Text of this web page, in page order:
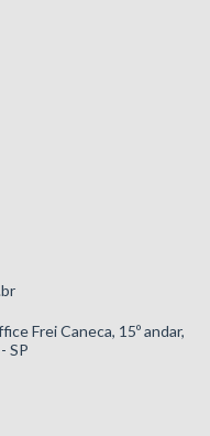
Frei Caneca, 15º andar,
SP